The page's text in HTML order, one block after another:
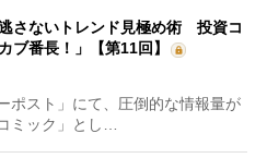
逃さないトレンド見極め術 投資コ
ブ番長！」【第11回】
スト」にて、圧倒的な情報量が
ミック」とし…